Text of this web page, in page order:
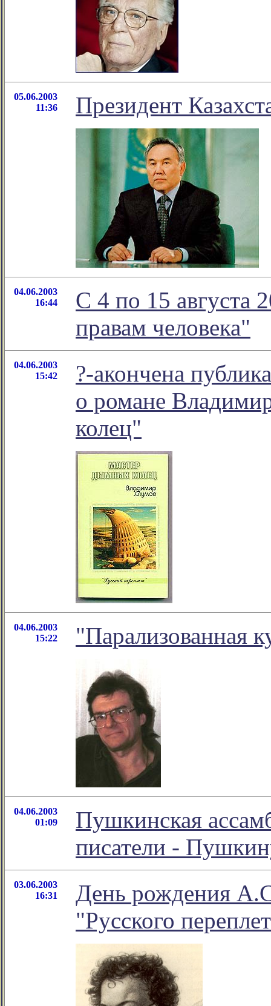
05.06.2003
11:36
Президент
04.06.2003
16:44
C 4 по 15 августа
правам человека"
04.06.2003
15:42
?-акончена
о романе
колец"
04.06.2003
15:22
"Парализованная
04.06.2003
01:09
Пушкинская
писатели -
03.06.2003
16:31
День рождения
"Русского